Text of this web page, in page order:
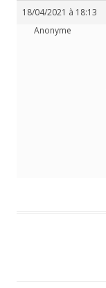
18/04/2021 à 18:13
Anonyme